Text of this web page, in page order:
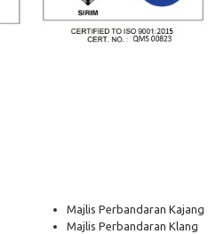
Majlis Perbandaran Kajang
Majlis Perbandaran Klang